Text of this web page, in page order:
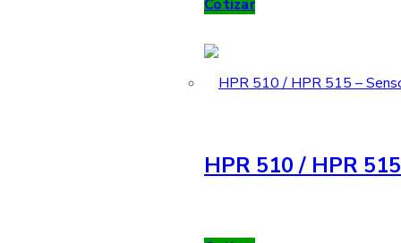
Cotizar
HPR 510 / HPR